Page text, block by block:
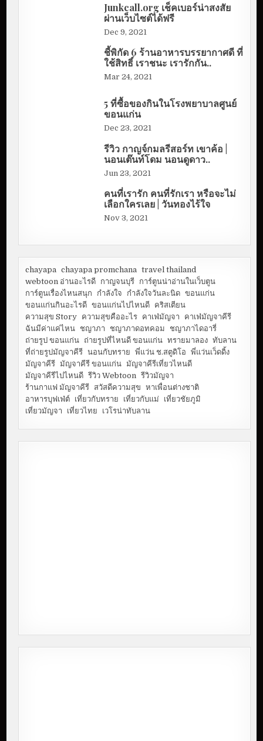
Junkcall.org เช็คเบอร์น่าสงสัย
ผ่านเว็บไซต์ได้ฟรี
Dec 9, 2021
ชี้พิกัด 6 ร้านอาหารบรรยากาศดี ที่
ใช้สิทธิ์ เราชนะ เรารักกัน..
Mar 24, 2021
5 ที่ซื้อของกินในโรงพยาบาลศูนย์
ขอนแก่น
Dec 23, 2021
รีวิว กาญจ์กมลรีสอร์ท เขาค้อ |
นอนเต๊นท์โดม นอนดูดาว..
Jun 23, 2021
คนที่เรารัก คนที่รักเรา หรือจะไม่
เลือกใครเลย | วันทองไร้ใจ
Nov 3, 2021
chayapa chayapa promchana
travel thailand
webtoon อ่านอะไรดี กาญจนบุรี การ์ตูนน่าอ่านในเว็บตูน
การ์ตูนเรื่องไหนสนุก
กำลังใจ กำลังใจวันละนิด ขอนแก่น
ขอนแก่นกินอะไรดี ขอนแก่นไปไหนดี คริสเตียน
ความสุข Story ความสุขคืออะไร คาเฟ่มัญจา
คาเฟ่มัญจาคีรี
ฉันมีค่าแค่ไหน ชญาภา ชญาภาดอทคอม
ชญาภาไดอารี่
ถ่ายรูป ขอนแก่น ถ่ายรูปที่ไหนดี ขอนแก่น ทรายมาลอง ทับลาน
ที่ถ่ายรูปมัญจาคีรี นอนกับทราย พี่แว่น ช.สตูดิโอ
พี่แว่นเว็ดดิ้ง
มัญจาคีรี มัญจาคีรี ขอนแก่น มัญจาคีรีเที่ยวไหนดี
มัญจาคีรีไปไหนดี รีวิว Webtoon
รีวิวมัญจา
ร้านกาแฟ มัญจาคีรี สวัสดีความสุข
หาเพื่อนต่างชาติ
อาหารบุฟเฟ่ต์ เที่ยวกับทราย เที่ยวกับแม่
เที่ยวชัยภูมิ
เที่ยวมัญจา
เที่ยวไทย เวโรน่าทับลาน